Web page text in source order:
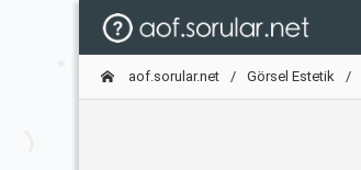
aof.sorular.net Görsel Estetik